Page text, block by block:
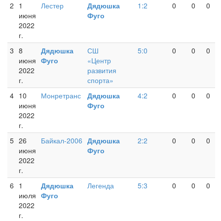
2 1
июня
2022
г.
Лестер
Дядюшка
Фуго
1:2 0 0 0
3 8
июня
2022
г.
Дядюшка
Фуго
СШ
«Центр
развития
спорта»
5:0 0 0 0
4 10
июня
2022
г.
Монретранс
Дядюшка
Фуго
4:2 0 0 0
5 26
июня
2022
г.
Байкал-2006 Дядюшка
Фуго
2:2 0 0 0
6 1
июля
2022
г.
Дядюшка
Фуго
Легенда 5:3 0 0 0